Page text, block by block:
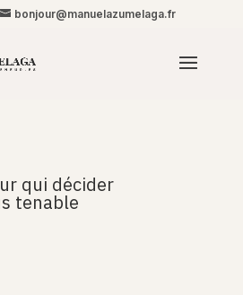
bonjour@manuelazumelaga.fr
qui décider
tenable